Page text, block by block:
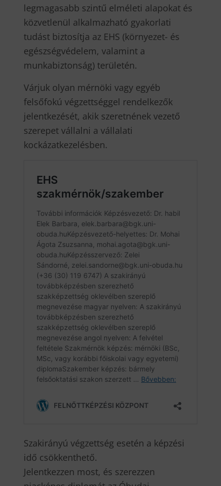
legmagasabb szintű elméleti alapokat és
közvetlenül alkalmazható gyakorlati
tudást biztosítja az EHS (környezet- és
egészségvédelem, valamint a
munkabiztonság) területén.
Várjuk olyan mérnöki vagy egyéb
felsőfokú végzettséggel rendelkezők
jelentkezését, akik szeretnének vezető
szerepet vállalni a vállalati
kockázatkezelésben.
Szakirányú végzettség esetén a képzési
idő csökkenthető.
Jelentkezzen most, és szerezzen